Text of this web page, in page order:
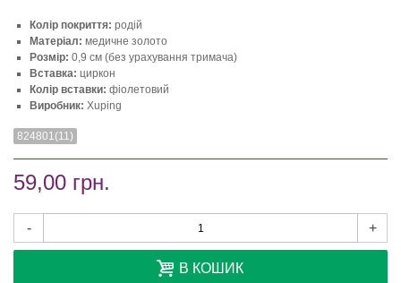
Колір покриття: родій
Матеріал: медичне золото
Розмір: 0,9 см (без урахування тримача)
Вставка: циркон
Колір вставки: фіолетовий
Виробник: Xuping
824801(11)
59,00 грн.
- +
В КОШИК